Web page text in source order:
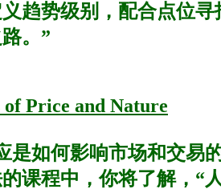
趋势级别，配合点位
。”
Price and Nature
是如何影响市场和交易
课程中，你将了解，“